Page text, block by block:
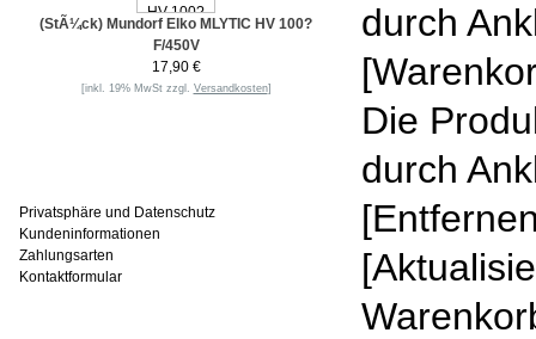
(StÃ¼ck) Mundorf Elko MLYTIC HV 100?
F/450V
17,90 €
[inkl. 19% MwSt zzgl. Versandkosten]
Privatsphäre und Datenschutz
Kundeninformationen
Zahlungsarten
Kontaktformular
durch
Die
durch